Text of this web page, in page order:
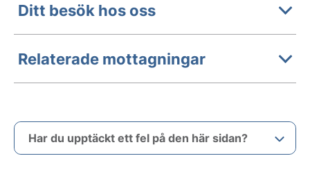
Ditt besök hos oss
Relaterade mottagningar
Har du upptäckt ett fel på den här sidan?